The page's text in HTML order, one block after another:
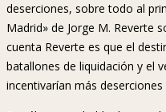
deserciones, sobre todo al
Madrid» de Jorge M. Reverte
cuenta Reverte es que el
batallones de liquidación y el
incentivarían más